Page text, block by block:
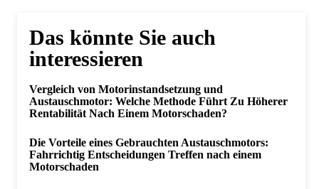
Das könnte Sie auch
interessieren
Vergleich von Motorinstandsetzung und
Austauschmotor: Welche Methode Führt Zu Höherer
Rentabilität Nach Einem Motorschaden?
Die Vorteile eines Gebrauchten Austauschmotors:
Fahrrichtig Entscheidungen Treffen nach einem
Motorschaden